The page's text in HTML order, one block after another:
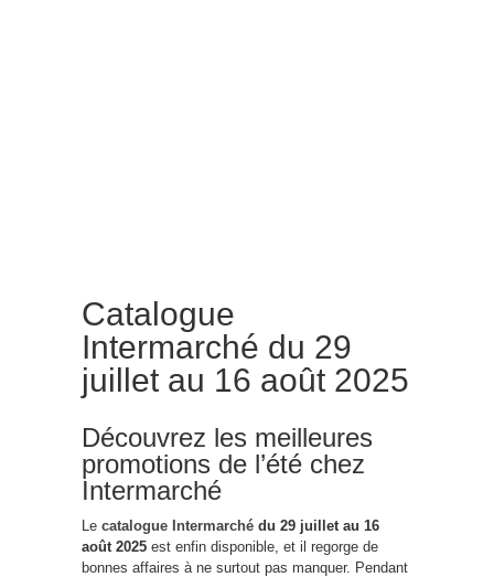
Catalogue
Intermarché du 29
juillet au 16 août 2025
Découvrez les meilleures
promotions de l’été chez
Intermarché
Le catalogue Intermarché du 29 juillet au 16
août 2025 est enfin disponible, et il regorge de
bonnes affaires à ne surtout pas manquer. Pendant